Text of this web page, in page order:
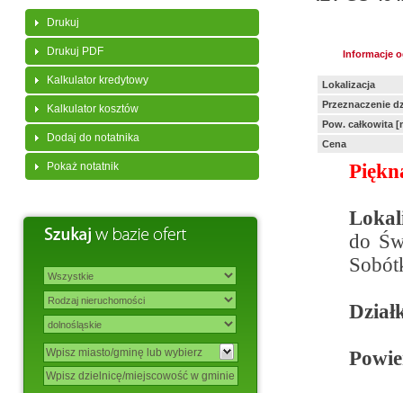
Drukuj
Drukuj PDF
Kalkulator kredytowy
Kalkulator kosztów
Dodaj do notatnika
Pokaż notatnik
Informacje
Lokalizacja
Przeznaczenie
Pow. całkowita
Cena
do